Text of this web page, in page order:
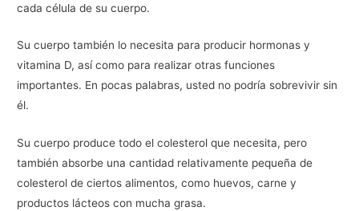
cada célula de su cuerpo.
Su cuerpo también lo necesita para producir hormonas y
vitamina D, así como para realizar otras funciones
importantes. En pocas palabras, usted no podría sobrevivir sin
él.
Su cuerpo produce todo el colesterol que necesita, pero
también absorbe una cantidad relativamente pequeña de
colesterol de ciertos alimentos, como huevos, carne y
productos lácteos con mucha grasa.